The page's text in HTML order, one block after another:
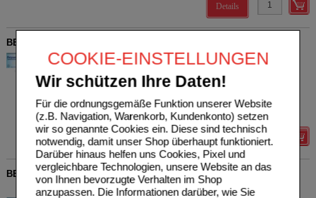
COOKIE-EINSTELLUNGEN
Wir schützen Ihre Daten!
Für die ordnungsgemäße Funktion unserer Website
(z.B. Navigation, Warenkorb, Kundenkonto) setzen
wir so genannte Cookies ein. Diese sind technisch
notwendig, damit unser Shop überhaupt funktioniert.
Darüber hinaus helfen uns Cookies, Pixel und
vergleichbare Technologien, unsere Website an das
von Ihnen bevorzugte Verhalten im Shop
anzupassen. Die Informationen darüber, wie Sie
Details
BEPANTHEN Augen- und Nasensalbe
Bayer Vital GmbH
10g Augen- u. Nasensalbe Unser Preis*
Sie sparen 3,03 €
Grundpreis
575,00 €
Details
BEPANTHEN Wund- und Heilsalbe
Bayer Vital GmbH